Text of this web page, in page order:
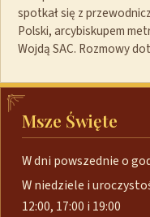
spotkał się z
Polski, arcybiskupem
Wojdą SAC. Rozmowy
Msze Święte
W dni powszednie o
W niedziele i
12:00, 17:00 i 19:00